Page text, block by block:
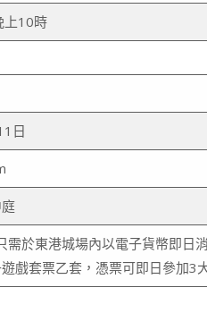
上10時
日
需於東港城場內以電子貨幣即日
戲套票乙套，憑票可即日參加3